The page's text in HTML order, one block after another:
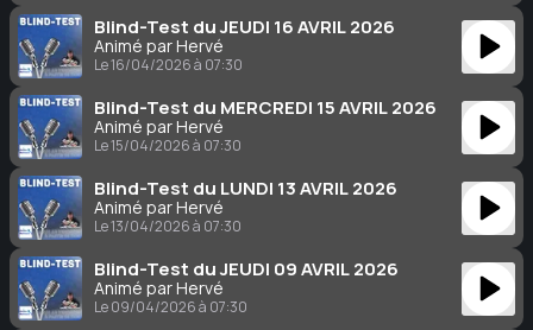
Blind-Test du JEUDI 16 AVRIL 2026
Animé par Hervé
Le 16/04/2026 à 07:30
Blind-Test du MERCREDI 15 AVRIL 2026
Animé par Hervé
Le 15/04/2026 à 07:30
Blind-Test du LUNDI 13 AVRIL 2026
Animé par Hervé
Le 13/04/2026 à 07:30
Blind-Test du JEUDI 09 AVRIL 2026
Animé par Hervé
Le 09/04/2026 à 07:30